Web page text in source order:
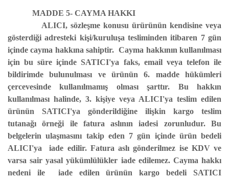
MADDE 5- CAYMA HAKKI
ALICI, sözleşme konusu ürürünün kendisine veya
gösterdiği adresteki kişi/kuruluşa tesliminden itibaren 7 gün
içinde cayma hakkına sahiptir. Cayma hakkının kullanılması
için bu süre içinde SATICI'ya faks, email veya telefon ile
bildirimde bulunulması ve ürünün 6. madde hükümleri
çercevesinde kullanılmamış olması şarttır. Bu hakkın
kullanılması halinde, 3. kişiye veya ALICI'ya teslim edilen
ürünün SATICI'ya gönderildiğine ilişkin kargo teslim
tutanağı örneği ile fatura aslının iadesi zorunludur. Bu
belgelerin ulaşmasını takip eden 7 gün içinde ürün bedeli
ALICI'ya iade edilir. Fatura aslı gönderilmez ise KDV ve
varsa sair yasal yükümlülükler iade edilemez. Cayma hakkı
nedeni ile iade edilen ürünün kargo bedeli SATICI